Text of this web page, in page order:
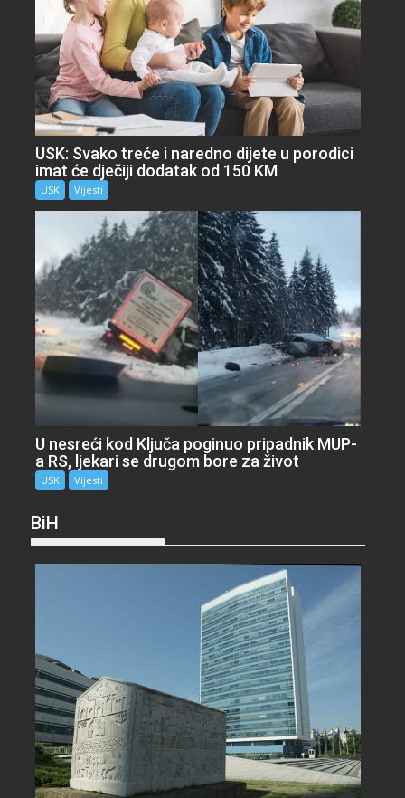
USK: Svako treće i naredno dijete u porodici
imat će dječiji dodatak od 150 KM
USK Vijesti
U nesreći kod Ključa poginuo pripadnik MUP-
a RS, ljekari se drugom bore za život
USK Vijesti
BiH